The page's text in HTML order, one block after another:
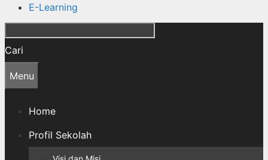
E-Learning
Cari
Menu
Home
Profil Sekolah